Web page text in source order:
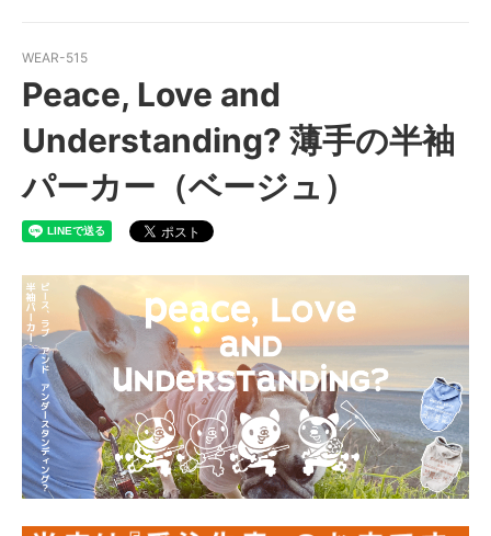
FB-S
FB-L
FB-LL
WEAR-515
Peace, Love and
Understanding? 薄手の半袖
パーカー（ベージュ）